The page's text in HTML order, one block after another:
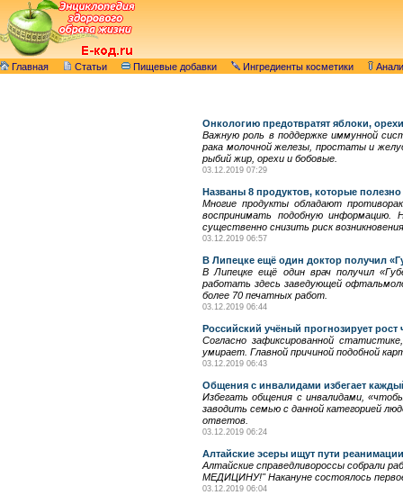
Главная Статьи Пищевые добавки Ингредиенты косметики
Онкологию предотвратят яблоки,
Важную роль в поддержке иммунной
рака молочной железы, простаты и
рыбий жир, орехи и бобовые.
03.12.2019 07:29
Названы 8 продуктов, которые
Многие продукты обладают
воспринимать подобную
существенно снизить риск
03.12.2019 06:57
В Липецке ещё один доктор получил
В Липецке ещё один врач получил
работать здесь заведующей
более 70 печатных работ.
03.12.2019 06:44
Российский учёный прогнозирует
Согласно зафиксированной
умирает. Главной причиной подобной
03.12.2019 06:43
Общения с инвалидами избегает
Избегать общения с инвалидами,
заводить семью с данной категорией
ответов.
03.12.2019 06:24
Алтайские эсеры ищут пути
Алтайские справедливороссы собрали
МЕДИЦИНУ!" Накануне состоялось
03.12.2019 06:04